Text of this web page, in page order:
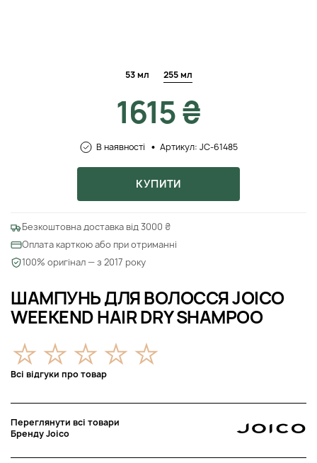
ШАМПУНЬ ДЛЯ ВОЛОССЯ JOICO
WEEKEND HAIR DRY SHAMPOO
Всі відгуки про товар
Переглянути всі товари
Бренду Joico
53 мл 255 мл
1615 ₴
В наявності Артикул: JC-61485
КУПИТИ
Безкоштовна доставка від 3000 ₴
Оплата карткою або при отриманні
100% оригінал — з 2017 року